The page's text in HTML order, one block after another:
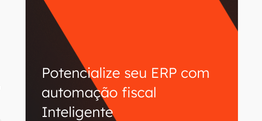
Potencialize seu ERP com
automação fiscal
Inteligente